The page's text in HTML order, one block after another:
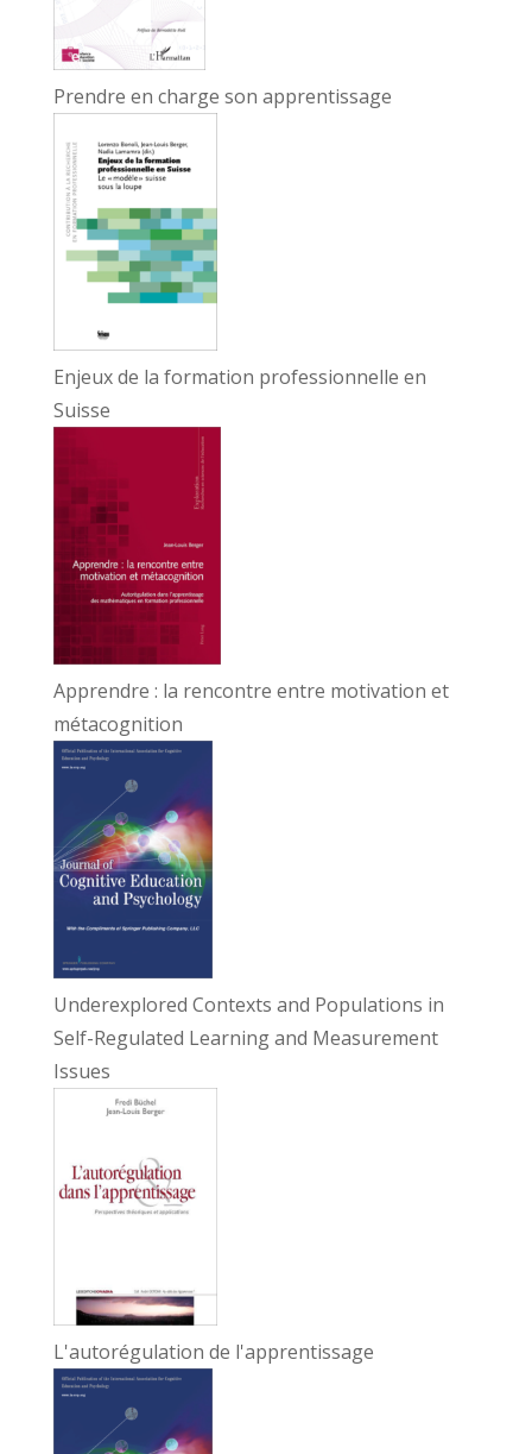
Prendre en charge son apprentissage
Enjeux de la formation professionnelle en
Suisse
Apprendre : la rencontre entre motivation et
métacognition
Underexplored Contexts and Populations in
Self-Regulated Learning and Measurement
Issues
L'autorégulation de l'apprentissage